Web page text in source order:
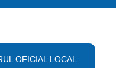
OFICIAL LOCAL